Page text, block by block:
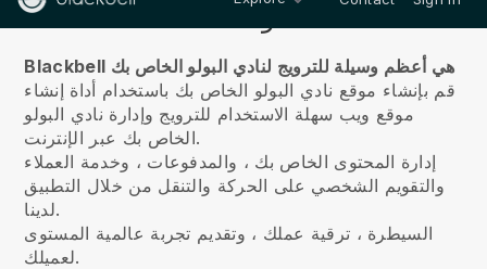
Blackbell هي أعظم وسيلة للترويج لنادي البولو الخاص بك
قم بإنشاء موقع نادي البولو الخاص بك باستخدام أداة إنشاء
موقع ويب سهلة الاستخدام للترويج وإدارة نادي البولو
الخاص بك عبر الإنترنت.
إدارة المحتوى الخاص بك ، والمدفوعات ، وخدمة العملاء
والتقويم الشخصي على الحركة والتنقل من خلال التطبيق
لدينا.
السيطرة ، ترقية عملك ، وتقديم تجربة عالمية المستوى
لعميلك.